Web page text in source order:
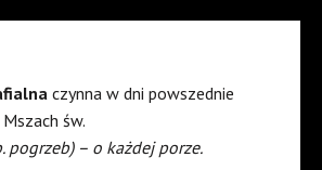
czynna w dni powszednie
św.
pogrzeb) – o każdej porze.